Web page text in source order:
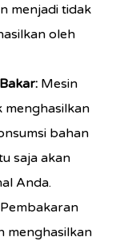
menjadi tidak
oleh
Mesin
menghasilkan
bahan
saja akan
Anda.
menghasilkan